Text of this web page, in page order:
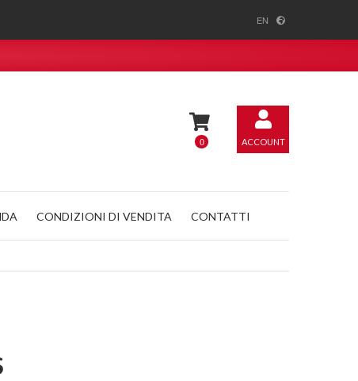
EN
0 ACCOUNT
CONDIZIONI DI VENDITA CONTATTI